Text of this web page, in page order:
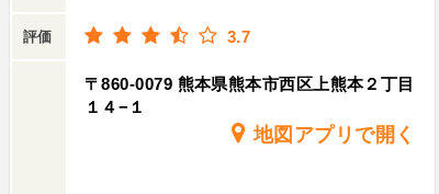
評価 3.7
〒860-0079 熊本県熊本市西区上熊本２丁目
１４−１
地図アプリで開く